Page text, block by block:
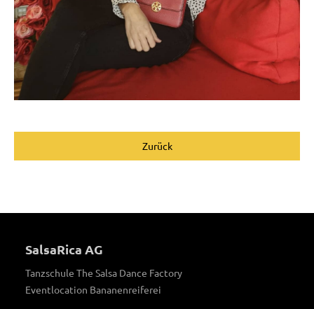
Zurück
SalsaRica AG
Tanzschule The Salsa Dance Factory
Eventlocation Bananenreiferei